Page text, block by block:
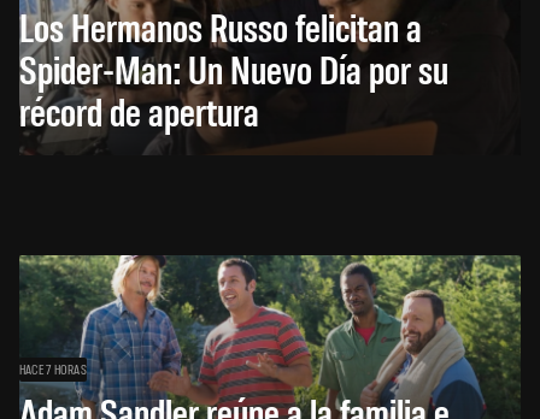
Los Hermanos Russo felicitan a
Spider-Man: Un Nuevo Día por su
récord de apertura
HACE 7 HORAS